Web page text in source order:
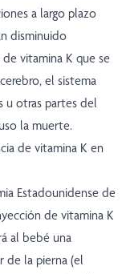
a largo plazo
disminuido
vitamina K que se
el sistema
u otras partes del
la muerte.
de vitamina K en
Estadounidense de
de vitamina K
al bebé una
de la pierna (el